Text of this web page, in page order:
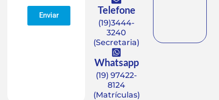
Enviar Telefone
(19)3444-
3240
(Secretaria)
Whatsapp
(19) 97422-
8124
(Matrículas)